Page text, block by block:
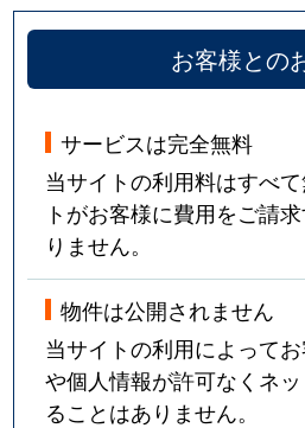
お客様との
サービスは完全無料
当サイトの利用料はすべ
トがお客様に費用をご請
りません。
物件は公開されません
当サイトの利用によって
や個人情報が許可なくネ
ることはありません。